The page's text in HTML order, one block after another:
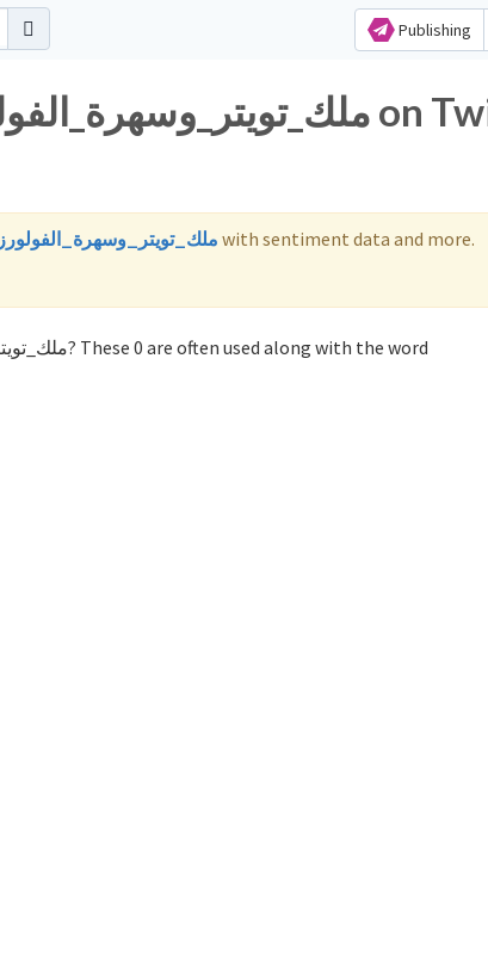
Publishing
#ملك_تويتر_وسهرة_الفولورز with sentiment data and more.